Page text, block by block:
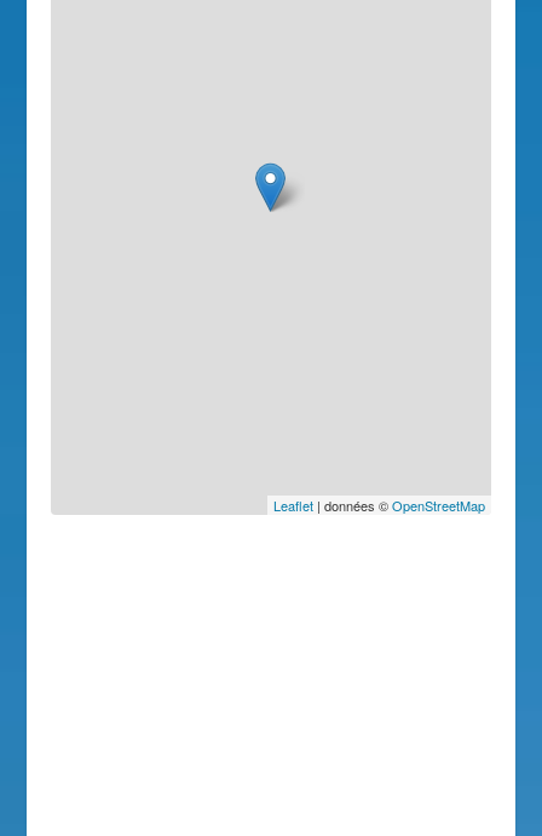
Leaflet| données ©OpenStreetMap